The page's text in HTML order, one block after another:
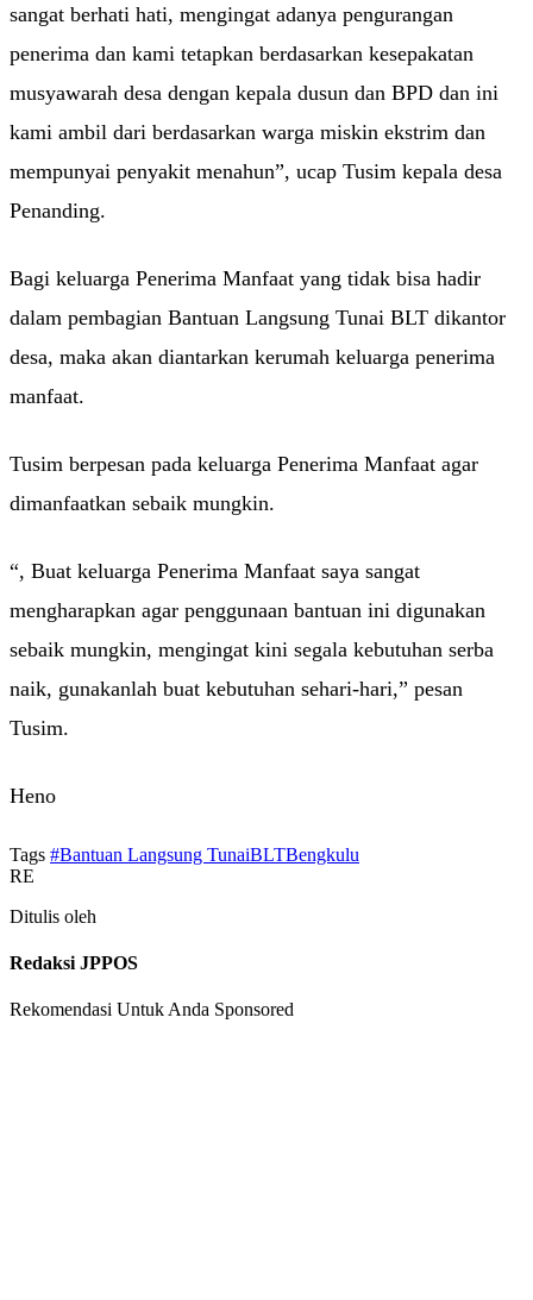
sangat berhati hati, mengingat adanya pengurangan
penerima dan kami tetapkan berdasarkan kesepakatan
musyawarah desa dengan kepala dusun dan BPD dan ini
kami ambil dari berdasarkan warga miskin ekstrim dan
mempunyai penyakit menahun”, ucap Tusim kepala desa
Penanding.
Bagi keluarga Penerima Manfaat yang tidak bisa hadir
dalam pembagian Bantuan Langsung Tunai BLT dikantor
desa, maka akan diantarkan kerumah keluarga penerima
manfaat.
Tusim berpesan pada keluarga Penerima Manfaat agar
dimanfaatkan sebaik mungkin.
“, Buat keluarga Penerima Manfaat saya sangat
mengharapkan agar penggunaan bantuan ini digunakan
sebaik mungkin, mengingat kini segala kebutuhan serba
naik, gunakanlah buat kebutuhan sehari-hari,” pesan
Tusim.
Heno
Tags #Bantuan Langsung TunaiBLTBengkulu
RE
Ditulis oleh
Redaksi JPPOS
Rekomendasi Untuk Anda Sponsored